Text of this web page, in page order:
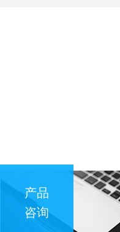
产品
咨询